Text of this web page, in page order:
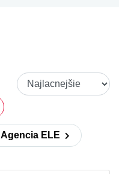
Agencia ELE